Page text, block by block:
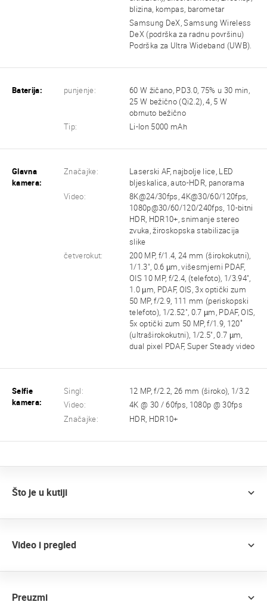
blizina, kompas, barometar
Samsung DeX, Samsung Wireless
DeX (podrška za radnu površinu)
Podrška za Ultra Wideband (UWB).
Baterija: punjenje:
60 W žičano, PD3.0, 75% u 30 min,
25 W bežično (Qi2.2), 4, 5 W
obrnuto bežično
Tip:
Li-Ion 5000 mAh
Glavna
kamera:
Značajke:
Laserski AF, najbolje lice, LED
bljeskalica, auto-HDR, panorama
Video:
8K@24/30fps, 4K@30/60/120fps,
1080p@30/60/120/240fps, 10-bitni
HDR, HDR10+, snimanje stereo
zvuka, žiroskopska stabilizacija
slike
četverokut:
200 MP, f/1.4, 24 mm (širokokutni),
1/1.3", 0.6 µm, višesmjerni PDAF,
OIS 10 MP, f/2.4, (telefoto), 1/3.94",
1.0 µm, PDAF, OIS, 3x optički zum
50 MP, f/2.9, 111 mm (periskopski
telefoto), 1/2.52", 0.7 µm, PDAF, OIS,
5x optički zum 50 MP, f/1.9, 120˚
(ultraširokokutni), 1/2.5", 0.7 µm,
dual pixel PDAF, Super Steady video
Selfie
kamera:
Singl:
12 MP, f/2.2, 26 mm (široko), 1/3.2
Video:
4K @ 30 / 60fps, 1080p @ 30fps
Značajke:
HDR, HDR10+
Što je u kutiji
Video i pregled
Preuzmi